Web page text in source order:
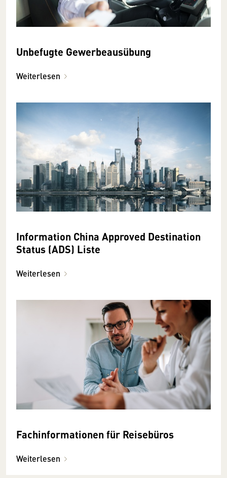
Unbefugte Gewerbeausübung
Weiterlesen
Information China Approved Destination
Status (ADS) Liste
Weiterlesen
Fachinformationen für Reisebüros
Weiterlesen